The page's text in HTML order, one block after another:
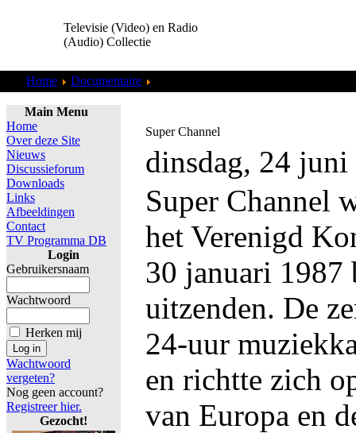
Televisie (Video) en Radio
(Audio) Collectie
Home Documentaire
Main Menu
Home
Over deze Site
Nieuws
Discussieforum
Downloads
Links
Afbeeldingen
Contact
TV Programma DB
Login
Gebruikersnaam
Wachtwoord
Herken mij
Wachtwoord
vergeten?
Nog geen account?
Registreer hier.
Gezocht!
Super Channel
dinsdag, 24 juni
Super Channel
het Verenigd
30 januari 1987
uitzenden. De
24-uur
en richtte zich
van Europa en